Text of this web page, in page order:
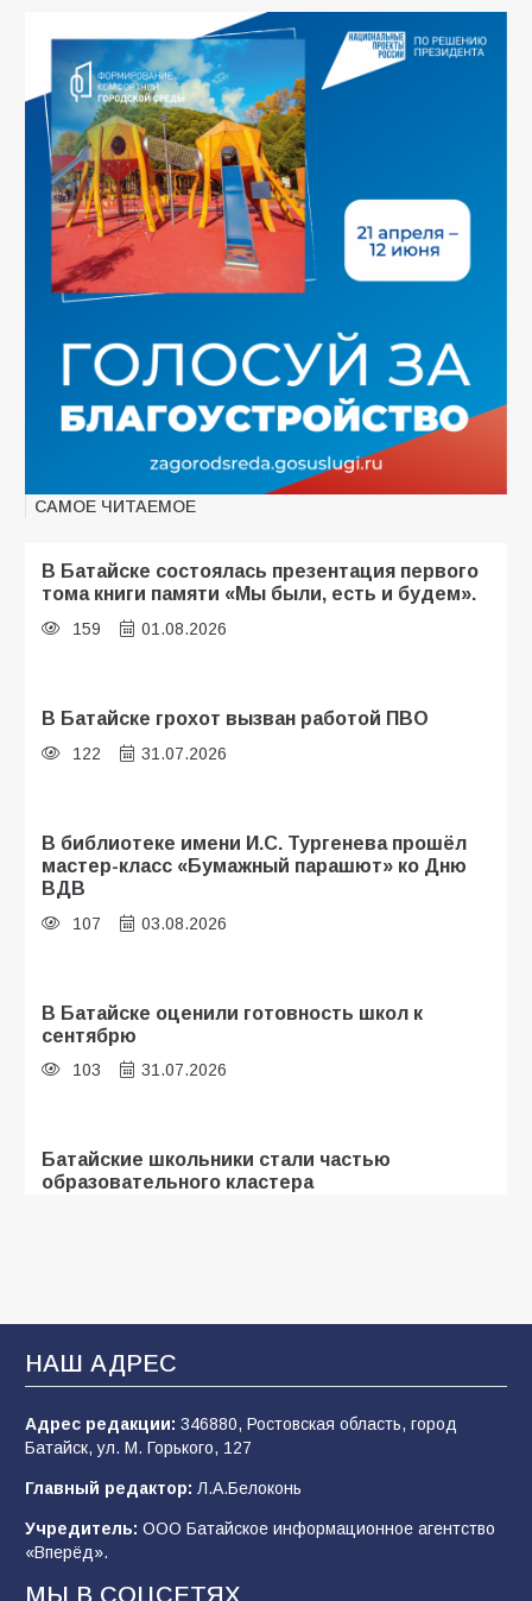
САМОЕ ЧИТАЕМОЕ
В Батайске состоялась презентация первого
тома книги памяти «Мы были, есть и будем».
159 01.08.2026
В Батайске грохот вызван работой ПВО
122 31.07.2026
В библиотеке имени И.С. Тургенева прошёл
мастер-класс «Бумажный парашют» ко Дню
ВДВ
107 03.08.2026
В Батайске оценили готовность школ к
сентябрю
103 31.07.2026
Батайские школьники стали частью
образовательного кластера
деле происходит в армии России в августе
2026 года
97 03.08.2026
В Батайске продолжаются дорожные работы
НАШ АДРЕС
Адрес редакции: 346880, Ростовская область, город
Батайск, ул. М. Горького, 127
Главный редактор: Л.А.Белоконь
Учредитель: ООО Батайское информационное агентство
«Вперёд».
МЫ В СОЦСЕТЯХ